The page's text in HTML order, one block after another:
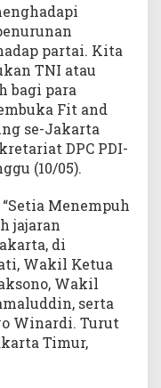
partai. Kita
TNI atau
bagi para
Fit and
se-Jakarta
DPC PDI-
(10/05).
Menempuh
jajaran
di
Wakil Ketua
Wakil
serta
Winardi. Turut
Timur,